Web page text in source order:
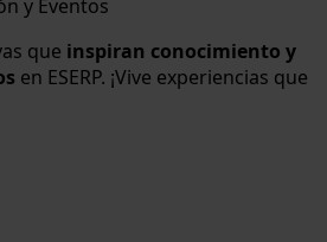
y Eventos
que inspiran conocimiento y
en ESERP. ¡Vive experiencias que